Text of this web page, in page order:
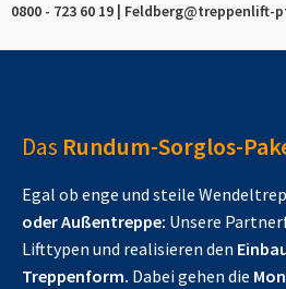
0800 - 723 60 19 | Feldberg@treppenlift-
Das Rundum-Sorglos-
Egal ob enge und steile
oder Außentreppe: Unsere
Lifttypen und realisieren den
Treppenform. Dabei gehen die